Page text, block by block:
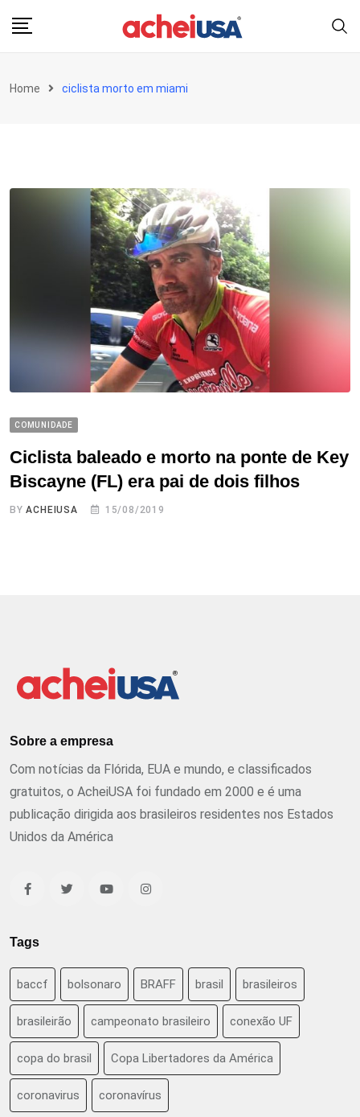
Home ciclista morto em miami
COMUNIDADE
Ciclista baleado e morto na ponte de Key
Biscayne (FL) era pai de dois filhos
BYACHEIUSA 15/08/2019
Sobre a empresa
Com notícias da Flórida, EUA e mundo, e classificados
gratuitos, o AcheiUSA foi fundado em 2000 e é uma
publicação dirigida aos brasileiros residentes nos Estados
Unidos da América
Tags
baccf bolsonaro BRAFF brasil brasileiros
brasileirão campeonato brasileiro conexão UF
copa do brasil Copa Libertadores da América
coronavirus coronavírus